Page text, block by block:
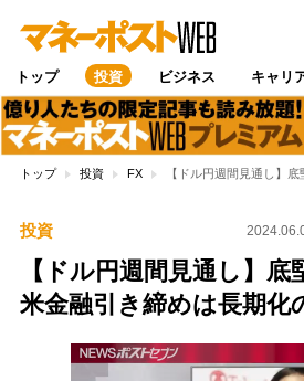
トップ 投資 ビジネス キャリ
トップ 投資 FX 【ドル円週間見通し】
投資
【ドル円週間見通し】
米金融引き締めは長期化